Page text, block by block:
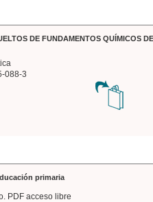
DE FUNDAMENTOS QUÍMICOS
088-3
primaria
PDF acceso libre